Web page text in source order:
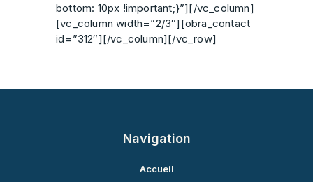
bottom: 10px !important;}”][/vc_column]
[vc_column width=”2/3″][obra_contact
id=”312″][/vc_column][/vc_row]
Navigation
Accueil